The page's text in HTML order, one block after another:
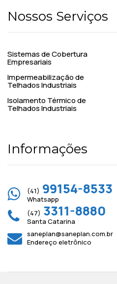
Nossos Serviços
Sistemas de Cobertura
Empresariais
Impermeabilização de
Telhados Industriais
Isolamento Térmico de
Telhados Industriais
Informações
(41) 99154-8533
Whatsapp
(47) 3311-8880
Santa Catarina
saneplan@saneplan.com.br
Endereço eletrônico